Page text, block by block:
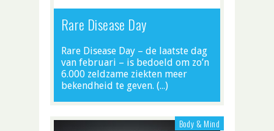
Rare Disease Day
Rare Disease Day – de laatste dag
van februari – is bedoeld om zo’n
6.000 zeldzame ziekten meer
bekendheid te geven. (…)
Body & Mind